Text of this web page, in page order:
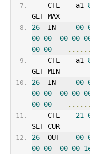
    CTL    a1
GET MAX
26
IN 00
00 00 00 00
00 00
    CTL    a1
GET MIN
26
  IN
00
00 00 00 00
00 00
    CTL
21
SET CUR
26
OUT 00
00 00 00 00